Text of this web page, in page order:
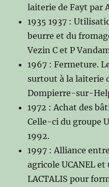
laiterie de Fayt par
1935 1937 :
beurre et du
Vezin C et P
1967 : Fermeture.
surtout à la laiterie
Dompierre-sur-
1972 : Achat des
Celle-ci du groupe
1992.
1997 : Alliance
agricole UCANEL
LACTALIS pour